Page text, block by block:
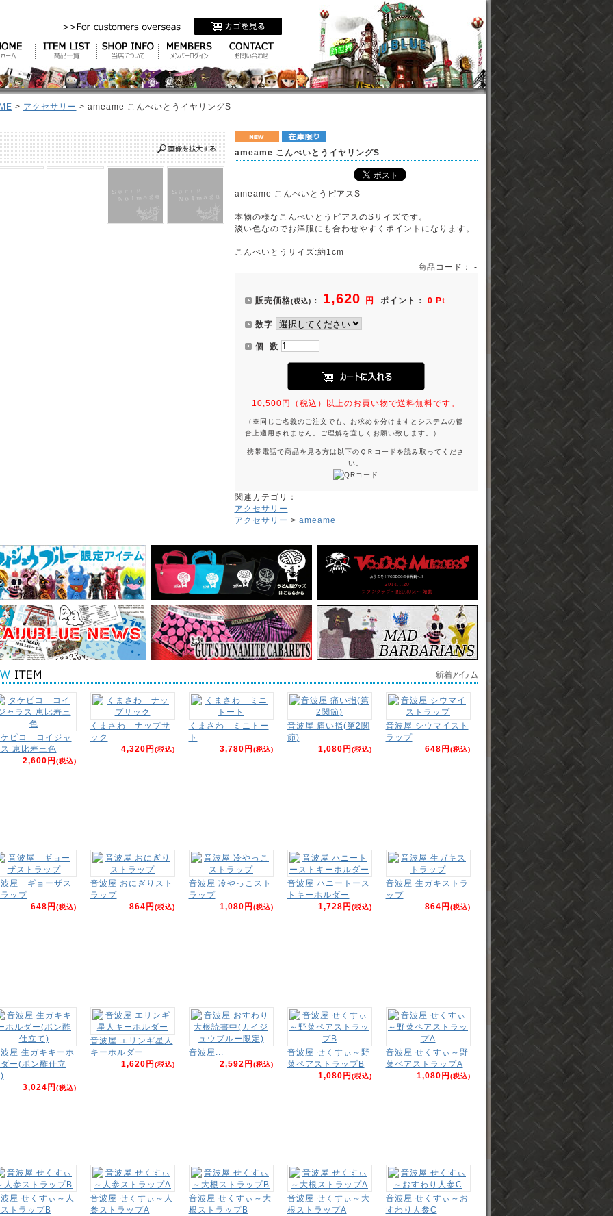
> アクセサリー > ameame こんぺいとうイヤリングS
ameame こんぺいとうイヤリングS
ameame こんぺいとうピアスS
本物の様なこんぺいとうピアスのSサイズです。
淡い色なのでお洋服にも合わせやすくポイントになります。
こんぺいとうサイズ:約1cm
商品コード： -
販売価格(税込) ： 1,620 円 ポイント： 0 Pt
数字
個 数
10,500円（税込）以上のお買い物で送料無料です。
（※同じご名義のご注文でも、お求めを分けますとシステムの都
合上適用されません。ご理解を宜しくお願い致します。）
携帯電話で商品を見る方は以下のＱＲコードを読み取ってくださ
い。
関連カテゴリ：
アクセサリー
アクセサリー > ameame
ピコ コイジャ
恵比寿三色
2,600円(税込)
くまさわ ナップサ
ック
4,320円(税込)
くまさわ ミニトー
ト
3,780円(税込)
音波屋 痛い指(第2関
節)
1,080円(税込)
音波屋 シウマイスト
ラップ
648円(税込)
屋 ギョーザス
ップ
648円(税込)
音波屋 おにぎりスト
ラップ
864円(税込)
音波屋 冷やっこスト
ラップ
1,080円(税込)
音波屋 ハニートース
トキーホルダー
1,728円(税込)
音波屋 生ガキストラ
ップ
864円(税込)
屋 生ガキキーホ
ー(ポン酢仕立
3,024円(税込)
音波屋 エリンギ星人
キーホルダー
1,620円(税込)
音波屋...
2,592円(税込)
音波屋 せくすぃ～野
菜ペアストラップB
1,080円(税込)
音波屋 せくすぃ～野
菜ペアストラップA
1,080円(税込)
屋 せくすぃ～人
トラップB
音波屋 せくすぃ～人
参ストラップA
音波屋 せくすぃ～大
根ストラップB
音波屋 せくすぃ～大
根ストラップA
音波屋 せくすぃ～お
すわり人参C